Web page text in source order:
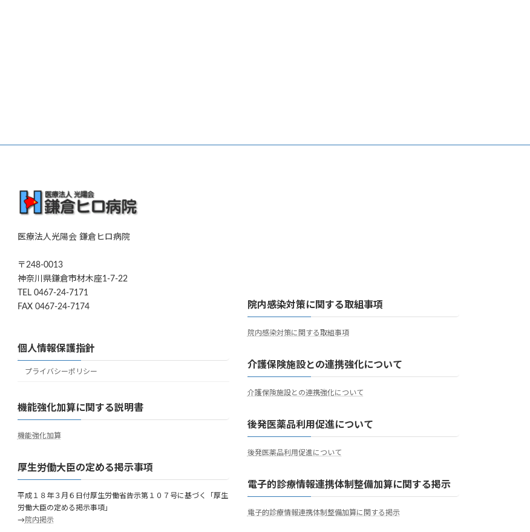
医療法人光陽会 鎌倉ヒロ病院
〒248-0013
神奈川県鎌倉市材木座1-7-22
TEL 0467-24-7171
FAX 0467-24-7174
個人情報保護指針
プライバシーポリシー
機能強化加算に関する説明書
機能強化加算
厚生労働大臣の定める掲示事項
平成１８年３月６日付厚生労働省告示第１０７号に基づく「厚生
労働大臣の定める掲示事項」
→ 院内掲示
院内感染対策に関する取組事項
院内感染対策に関する取組事項
介護保険施設との連携強化について
介護保険施設との連携強化について
後発医薬品利用促進について
後発医薬品利用促進について
電子的診療情報連携体制整備加算に関する掲示
電子的診療情報連携体制整備加算に関する掲示